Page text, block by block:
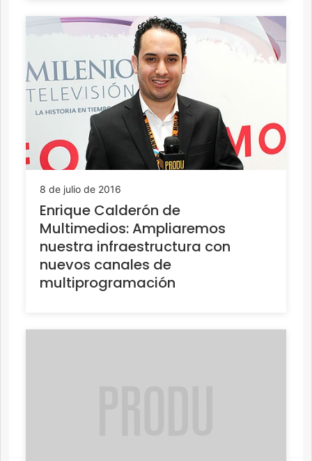
8 de julio de 2016
Enrique Calderón de
Multimedios: Ampliaremos
nuestra infraestructura con
nuevos canales de
multiprogramación